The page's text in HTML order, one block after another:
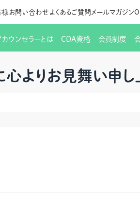
様お問い合わせよくあるご質問 メールマガジン
からのご挨拶 グロ
人生
カウンセラーとは CDA資格 会員制度
けサポート メー
地区一覧 支部
研究
習 スキ
お持ちでない方
必要
よりお見舞い申し